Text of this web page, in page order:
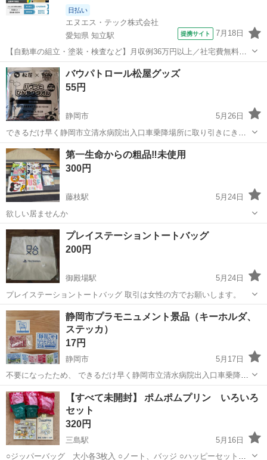
日払い
エヌエス・テック株式会社
愛知県 知立駅
提携サイト 7月18日
【自動車の組立・塗装・検査など】月収例36万円以上／社宅費無料／
土日休み／祝い金・特典あり／ngy144-99 仕事概要 仕事概要 安心の研
修あり！ ー・ー・ー・ー・ー・ー 毎週火曜/金曜 入社チャンス！ ■火
曜日入社⇒前...
愛知 豊田市 知立駅 その他
バウパトロール松屋グッズ
55円
静岡市
5月26日
できるだけ早く静岡市立清水病院出入口車乗降場所に取り引きにきて
くれる方を最優先させていただきます。 よろしくおねがいします。
静岡 静岡市 ノベルティグッズ グッズ
第一生命からの粗品‼️未使用
300円
藤枝駅
5月24日
欲しい居ませんか
静岡 藤枝市 藤枝駅 ノベルティグッズ 第一生命
プレイステーショントートバッグ
200円
御殿場駅
5月24日
プレイステーショントートバッグ 取引は女性の方でお願いします。
静岡 御殿場市 御殿場駅 ノベルティグッズ
静岡市プラモニュメント景品（キーホルダ、
ステッカ）
17円
静岡市
5月17日
不要になったため、 できるだけ早く静岡市立清水病院出入口車乗降場
所に取り引きにきてくれる方を最優先させていただきます。 よろしく
おねがいします。取りにきてくれる方を優先にお譲りします。
静岡 静岡市 ノベルティグッズ 景品
【すべて未開封】 ポムポムプリン いろいろ
セット
320円
三島駅
5月16日
○ジッパーバッグ 大小各3枚入 ○ノート、バッジ ○ハッピーセットの